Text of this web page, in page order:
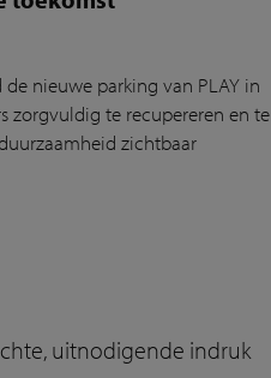
nieuwe parking van PLAY in
zorgvuldig te recupereren en te
zichtbaar
uitnodigende indruk